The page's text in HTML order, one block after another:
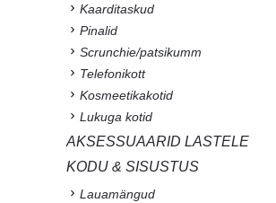
Kaarditaskud
Pinalid
Scrunchie/patsikumm
Telefonikott
Kosmeetikakotid
Lukuga kotid
AKSESSUAARID LASTELE
KODU & SISUSTUS
Lauamängud